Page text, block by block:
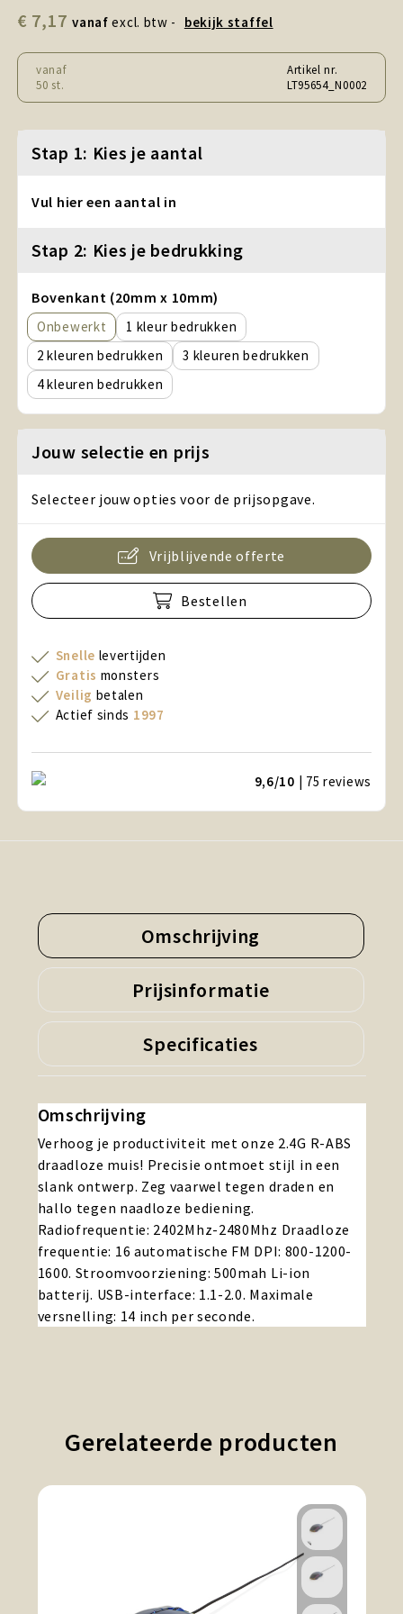
Sport, Spel en Speelgoed
Strand en Zomer
Technologie
€ 7,17 vanaf excl. btw - bekijk staffel
vanaf
50 st.
Artikel nr.
LT95654_N0002
Stap 1: Kies je aantal
Vul hier een aantal in
Stap 2: Kies je bedrukking
Bovenkant (20mm x 10mm)
Onbewerkt
1
2
3
4
Jouw selectie en prijs
Selecteer jouw opties voor de prijsopgave.
Vrijblijvende offerte
Bestellen
Snelle levertijden
Gratis monsters
Veilig betalen
Actief sinds 1997
9,6/10 | 75reviews
Omschrijving
Prijsinformatie
Specificaties
Omschrijving
Verhoog je productiviteit met onze 2.4G R-ABS
draadloze muis! Precisie ontmoet stijl in een
slank ontwerp. Zeg vaarwel tegen draden en
hallo tegen naadloze bediening.
Radiofrequentie: 2402Mhz-2480Mhz Draadloze
frequentie: 16 automatische FM DPI: 800-1200-
1600. Stroomvoorziening: 500mah Li-ion
batterij. USB-interface: 1.1-2.0. Maximale
versnelling: 14 inch per seconde.
Gerelateerde producten